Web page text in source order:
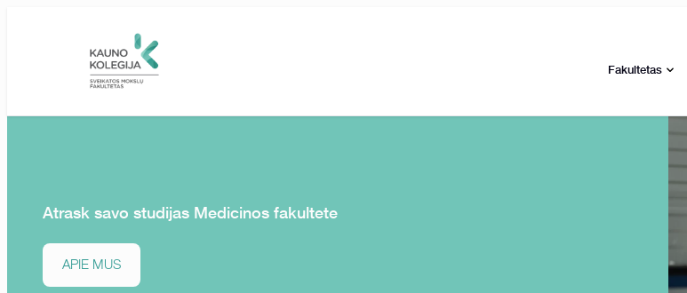
Fakultetas
Atrask savo studijas Medicinos fakultete
APIE MUS